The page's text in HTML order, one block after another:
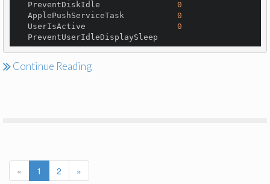
   PreventDiskIdle
0
   ApplePushServiceTask
0
   UserIsActive
0
   PreventUserIdleDisplaySleep
Continue Reading
« 1 2 »